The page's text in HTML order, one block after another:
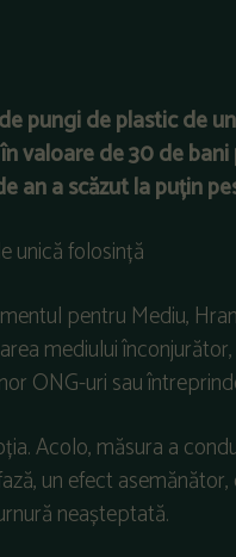
pungi de plastic de
valoare de 30 de
an a scăzut la puțin
pentru Mediu,
mediului
ONG-uri sau
Acolo, măsura a
un efect
neașteptată.